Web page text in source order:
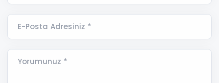
E-Posta Adresiniz *
Yorumunuz *